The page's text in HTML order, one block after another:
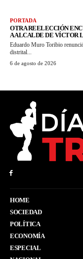
PORTADA
OTRA REELECCIÓN
A ALCALDE DE VÍCTOR
Eduardo Muro Toribio
distrital...
6 de agosto de 2026
HOME
SOCIEDAD
POLÍTICA
ECONOMÍA
ESPECIAL